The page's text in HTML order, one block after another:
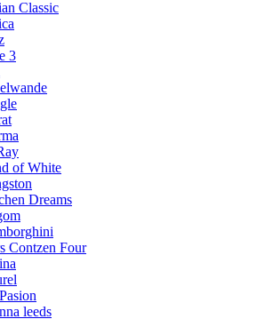
Classic
3
of White
Dreams
Contzen Four
leeds